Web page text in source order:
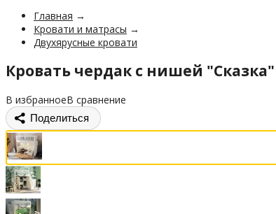
Главная →
Кровати и матрасы →
Двухярусные кровати
Кровать чердак с нишей "Сказка"
В избранноеВ сравнение
Поделиться